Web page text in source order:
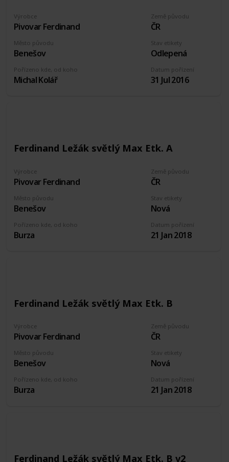
Výrobce
Pivovar Ferdinand
Země původu
ČR
Pořízeno kde, od koho
Michal Kolář
Stav etikety
Odlepená
Datum pořízení
31 Jul 2016
Město původu
Benešov
Ferdinand Ležák světlý Max Etk. A
Výrobce
Pivovar Ferdinand
Země původu
ČR
Pořízeno kde, od koho
Burza
Stav etikety
Nová
Datum pořízení
21 Jan 2018
Město původu
Benešov
Ferdinand Ležák světlý Max Etk. B
Výrobce
Pivovar Ferdinand
Země původu
ČR
Pořízeno kde, od koho
Burza
Stav etikety
Nová
Datum pořízení
21 Jan 2018
Město původu
Benešov
Ferdinand Ležák světlý Max Etk. B v2